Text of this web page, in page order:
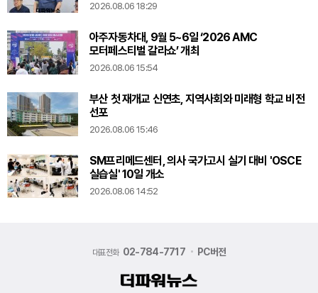
2026.08.06 18:29
아주자동차대, 9월 5~6일 ‘2026 AMC
모터페스티벌 갈라쇼’ 개최
2026.08.06 15:54
부산 첫 재개교 신연초, 지역사회와 미래형 학교 비전
선포
2026.08.06 15:46
SM프리메드센터, 의사 국가고시 실기 대비 'OSCE
실습실' 10일 개소
2026.08.06 14:52
대표전화 02-784-7717 PC버전